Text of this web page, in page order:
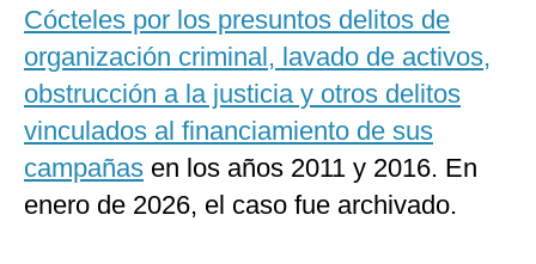
Cócteles por los presuntos delitos de
organización criminal, lavado de activos,
obstrucción a la justicia y otros delitos
vinculados al financiamiento de sus
campañas en los años 2011 y 2016. En
enero de 2026, el caso fue archivado.